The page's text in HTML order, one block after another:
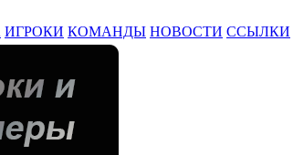
ИГРОКИ КОМАНДЫ НОВОСТИ ССЫЛКИ